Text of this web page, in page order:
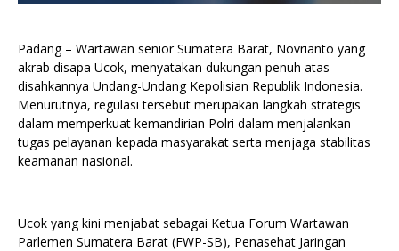
Padang – Wartawan senior Sumatera Barat, Novrianto yang
akrab disapa Ucok, menyatakan dukungan penuh atas
disahkannya Undang-Undang Kepolisian Republik Indonesia.
Menurutnya, regulasi tersebut merupakan langkah strategis
dalam memperkuat kemandirian Polri dalam menjalankan
tugas pelayanan kepada masyarakat serta menjaga stabilitas
keamanan nasional.
Ucok yang kini menjabat sebagai Ketua Forum Wartawan
Parlemen Sumatera Barat (FWP-SB), Penasehat Jaringan